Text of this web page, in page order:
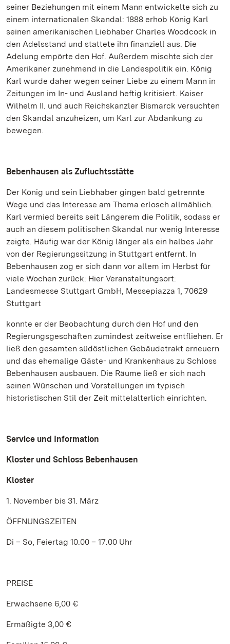
seiner Beziehungen mit einem Mann entwickelte sich zu
einem internationalen Skandal: 1888 erhob König Karl
seinen amerikanischen Liebhaber Charles Woodcock in
den Adelsstand und stattete ihn finanziell aus. Die
Adelung empörte den Hof. Außerdem mischte sich der
Amerikaner zunehmend in die Landespolitik ein. König
Karl wurde daher wegen seiner Liebe zu einem Mann in
Zeitungen im In- und Ausland heftig kritisiert. Kaiser
Wilhelm II. und auch Reichskanzler Bismarck versuchten
den Skandal anzuheizen, um Karl zur Abdankung zu
bewegen.
Bebenhausen als Zufluchtsstätte
Der König und sein Liebhaber gingen bald getrennte
Wege und das Interesse am Thema erlosch allmählich.
Karl vermied bereits seit Längerem die Politik, sodass er
auch an diesem politischen Skandal nur wenig Interesse
zeigte. Häufig war der König länger als ein halbes Jahr
von der Regierungssitzung in Stuttgart entfernt. In
Bebenhausen zog er sich dann vor allem im Herbst für
viele Wochen zurück: Hier Veranstaltungsort:
Landesmesse Stuttgart GmbH, Messepiazza 1, 70629
Stuttgart
konnte er der Beobachtung durch den Hof und den
Regierungsgeschäften zumindest zeitweise entfliehen. Er
ließ den gesamten südöstlichen Gebäudetrakt erneuern
und das ehemalige Gäste- und Krankenhaus zu Schloss
Bebenhausen ausbauen. Die Räume ließ er sich nach
seinen Wünschen und Vorstellungen im typisch
historistischen Stil der Zeit mittelalterlich einrichten.
Service und Information
Kloster und Schloss Bebenhausen
Kloster
1. November bis 31. März
ÖFFNUNGSZEITEN
Di – So, Feiertag 10.00 – 17.00 Uhr
PREISE
Erwachsene 6,00 €
Ermäßigte 3,00 €